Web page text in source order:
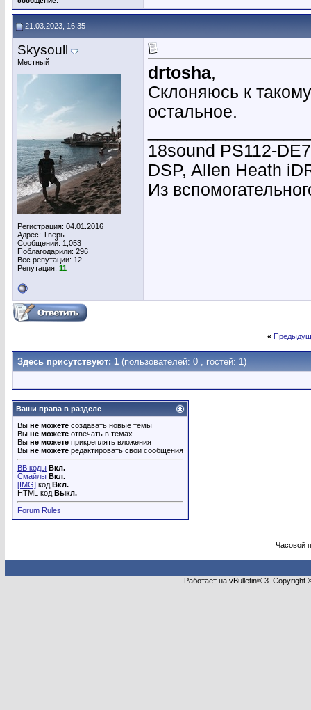
21.03.2023, 16:35
Skysoull
Местный
Регистрация: 04.01.2016
Адрес: Тверь
Сообщений: 1,053
Поблагодарили: 296
Вес репутации: 12
Репутация: 11
drtosha,
Склоняюсь к
остальное.
18sound PS112-
DSP, Allen Heath
Из
«
Здесь присутствуют: 1 (пользователей: 0 , гостей: 1)
Ваши права в разделе
Вы не можете создавать новые темы
Вы не можете отвечать в темах
Вы не можете прикреплять вложения
Вы не можете редактировать свои сообщения
BB коды Вкл.
Смайлы Вкл.
[IMG] код Вкл.
HTML код Выкл.
Forum Rules
Часовой
Работает на vBulletin® 3.